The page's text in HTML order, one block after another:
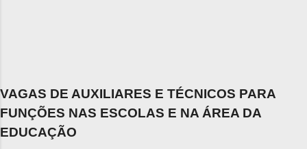
VAGAS DE AUXILIARES E TÉCNICOS PARA
FUNÇÕES NAS ESCOLAS E NA ÁREA DA
EDUCAÇÃO